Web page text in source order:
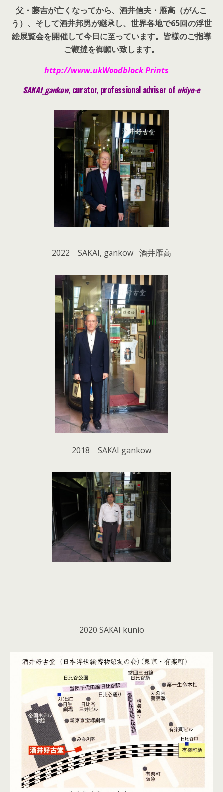
父・藤吉が亡くなってから、酒井信夫・雁高（がんこ
う）、そして酒井邦男が継承し、世界各地で65回の浮世
絵展覧会を開催して今日に至っています。皆様のご指導
ご鞭撻を御願い致します。
http://www.ukWoodblock Prints
SAKAI_gankow, curator, professional adviser of ukiyo-e
2022 SAKAI, gankow 酒井雁高
2018 SAKAI gankow
2020 SAKAI kunio